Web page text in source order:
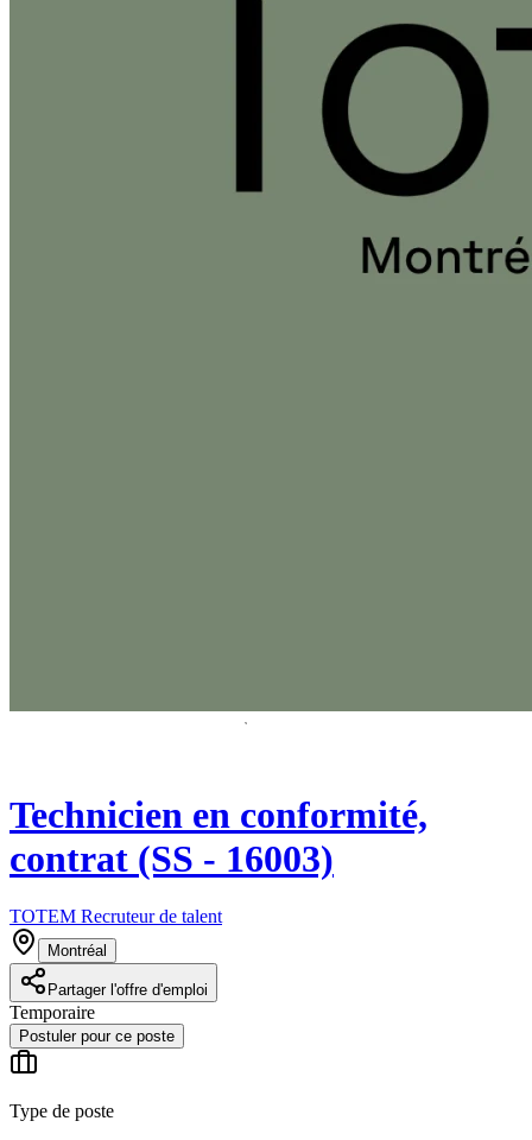
Technicien en conformité,
contrat (SS - 16003)
TOTEM Recruteur de talent
Montréal
Partager l'offre d'emploi
Temporaire
Postuler pour ce poste
Type de poste